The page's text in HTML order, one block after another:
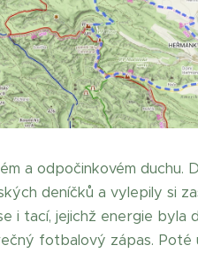
a odpočinkovém
deníčků a vylepily si
i tací, jejichž energie
fotbalový zápas. Poté